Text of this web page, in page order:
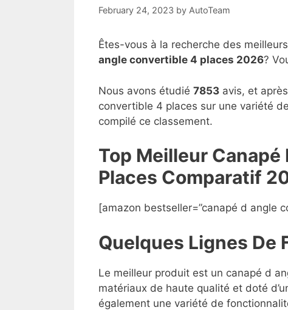
February 24, 2023 by AutoTeam
Êtes-vous à la recherche des
angle convertible 4 places 2026?
Nous avons étudié 7853 avis, et
convertible 4 places sur une variété
compilé ce classement.
Top Meilleur
Places Comparatif
[amazon bestseller=”canapé d angle
Quelques Lignes De
Le meilleur produit est un canapé d
matériaux de haute qualité et doté
également une variété de